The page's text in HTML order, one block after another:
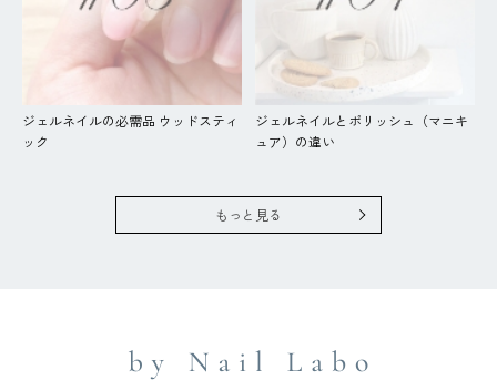
ジェルネイルの必需品 ウッドスティ
ック
ジェルネイルとポリッシュ（マニキ
ュア）の違い
もっと見る